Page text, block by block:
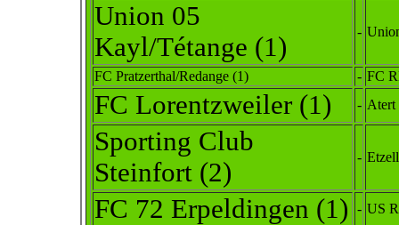
Union 05
Kayl/Tétange (1)
-
FC Pratzerthal/Redange (1) - FC
FC Lorentzweiler (1) - Atert
Sporting Club
Steinfort (2)
-
FC 72 Erpeldingen (1) - US